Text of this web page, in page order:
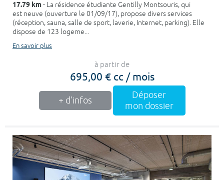
17.79 km- La résidence étudiante Gentilly Montsouris, qui
est neuve (ouverture le 01/09/17), propose divers services
(réception, sauna, salle de sport, laverie, Internet, parking). Elle
dispose de 123 logeme...
En savoir plus
à partir de
695,00 € cc / mois
+ d'infos
Déposer
mon dossier